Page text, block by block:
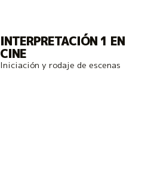
INTERPRETACIÓN 1 EN
CINE
Iniciación y rodaje de escenas